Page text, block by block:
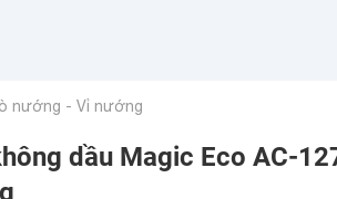
Lò nướng - Vỉ nướng
dầu Magic Eco AC-